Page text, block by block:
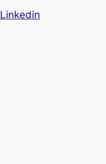
Linkedin